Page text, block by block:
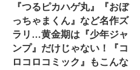
『つるピカハゲ丸』『おぼ
っちゃまくん』など名作ズ
ラリ…黄金期は『少年ジャ
ンプ』だけじゃない！『コ
ロコロコミック』もこんな